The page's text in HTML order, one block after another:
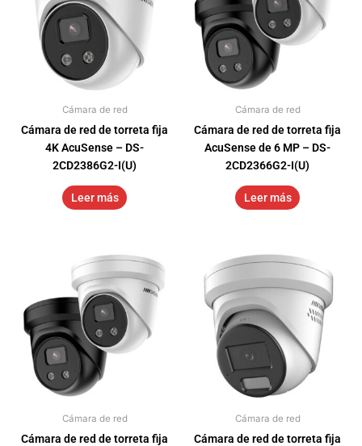
Cámara de red
Cámara de red de torreta fija
4K AcuSense – DS-
2CD2386G2-I(U)
Leer más
Cámara de red
Cámara de red de torreta fija
AcuSense de 6 MP – DS-
2CD2366G2-I(U)
Leer más
Cámara de red
Cámara de red de torreta fija
Cámara de red
Cámara de red de torreta fija